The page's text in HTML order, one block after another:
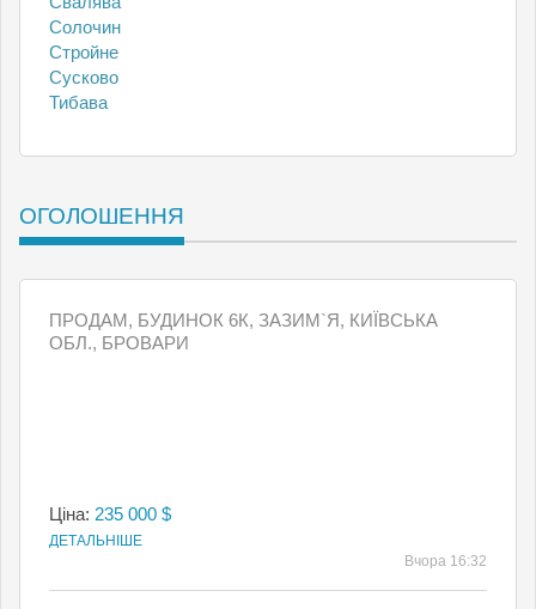
Солочин
Стройне
Сусково
Тибава
ОГОЛОШЕННЯ
ПРОДАМ, БУДИНОК 6К, ЗАЗИМ`Я, КИЇВСЬКА
ОБЛ., БРОВАРИ
Ціна: 235 000 $
ДЕТАЛЬНІШЕ
Вчора 16:32